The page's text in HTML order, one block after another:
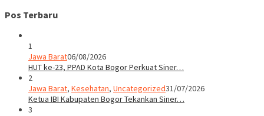
Pos Terbaru
1
Jawa Barat06/08/2026
HUT ke-23, PPAD Kota Bogor Perkuat Siner…
2
Jawa Barat, Kesehatan, Uncategorized31/07/2026
Ketua IBI Kabupaten Bogor Tekankan Siner…
3